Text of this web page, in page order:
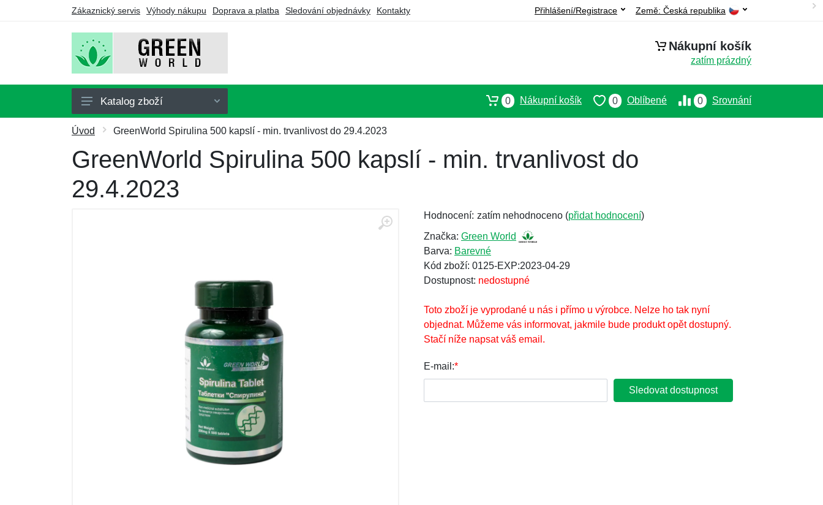
Zákaznický servis Výhody nákupu Doprava a platba Sledování objednávky Kontakty Země: Česká republika
Přihlášení/Registrace
Nákupní košík
zatím prázdný
Doplňky stravy
Nápoje
Drogerie
Katalog zboží 0 Srovnání
0 Oblíbené
0 Nákupní košík
Úvod GreenWorld Spirulina 500 kapslí - min. trvanlivost do 29.4.2023
GreenWorld Spirulina 500 kapslí - min. trvanlivost do
29.4.2023
Hodnocení: zatím nehodnoceno (přidat hodnocení)
Značka: Green World
Barva: Barevné
Kód zboží: 0125-EXP:2023-04-29
Dostupnost: nedostupné
Toto zboží je vyprodané u nás i přímo u výrobce. Nelze ho tak nyní
objednat. Můžeme vás informovat, jakmile bude produkt opět dostupný.
Stačí níže napsat váš email.
E-mail:*
Sledovat dostupnost